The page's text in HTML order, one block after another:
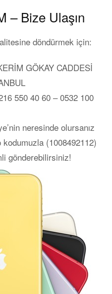
– Bize Ulaşın
döndürmek için:
GÖKAY CADDESİ
550 40 60 – 0532 100
neresinde olursanız
kodumuzla (1008492112)
gönderebilirsiniz!